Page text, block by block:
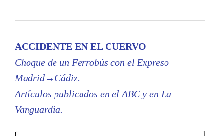
ACCIDENTE EN EL CUERVO
Choque de un Ferrobús con el Expreso
Madrid→Cádiz.
Artículos publicados en el ABC y en La
Vanguardia.